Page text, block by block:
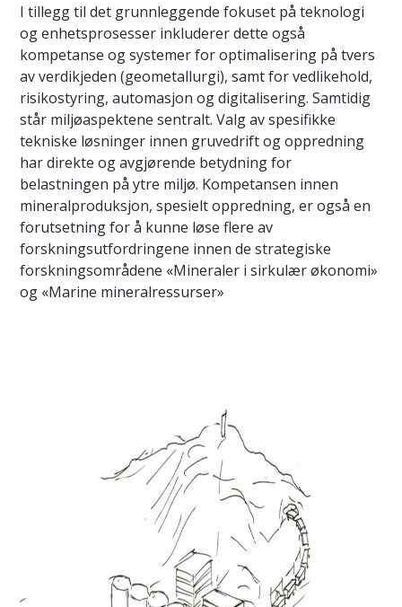
I tillegg til det grunnleggende fokuset på teknologi
og enhetsprosesser inkluderer dette også
kompetanse og systemer for optimalisering på tvers
av verdikjeden (geometallurgi), samt for vedlikehold,
risikostyring, automasjon og digitalisering. Samtidig
står miljøaspektene sentralt. Valg av spesifikke
tekniske løsninger innen gruvedrift og oppredning
har direkte og avgjørende betydning for
belastningen på ytre miljø. Kompetansen innen
mineralproduksjon, spesielt oppredning, er også en
forutsetning for å kunne løse flere av
forskningsutfordringene innen de strategiske
forskningsområdene «Mineraler i sirkulær økonomi»
og «Marine mineralressurser»